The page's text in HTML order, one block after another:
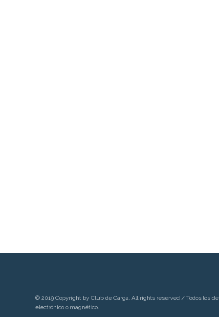
© 2019 Copyright by Club de Carga. All rights reserved / Todos los
electrónico o magnético.